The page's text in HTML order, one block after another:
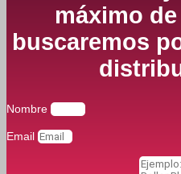
máximo
buscaremos
Nombre
Email